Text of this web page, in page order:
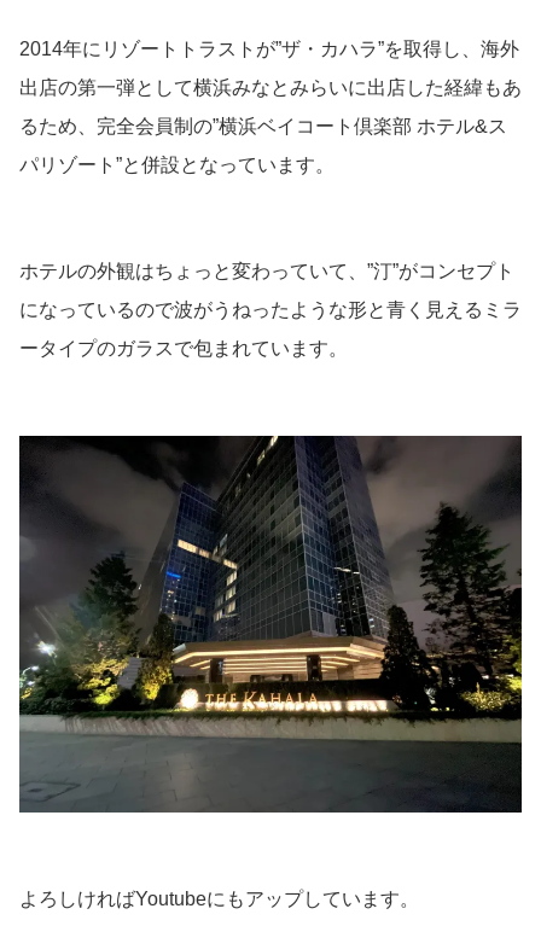
2014年にリゾートトラストが”ザ・カハラ”を取得し、海外
出店の第一弾として横浜みなとみらいに出店した経緯もあ
るため、完全会員制の”横浜ベイコート倶楽部 ホテル&ス
パリゾート”と併設となっています。
ホテルの外観はちょっと変わっていて、”汀”がコンセプト
になっているので波がうねったような形と青く見えるミラ
ータイプのガラスで包まれています。
よろしければYoutubeにもアップしています。